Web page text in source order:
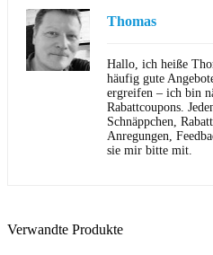
Thomas
Hallo, ich heiße
häufig gute
ergreifen – ich bin
Rabattcoupons.
Schnäppchen,
Anregungen,
sie mir bitte mit.
Verwandte Produkte